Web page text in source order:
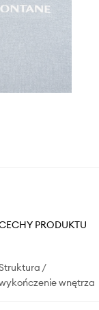
PRODUKTU
/
wnętrza